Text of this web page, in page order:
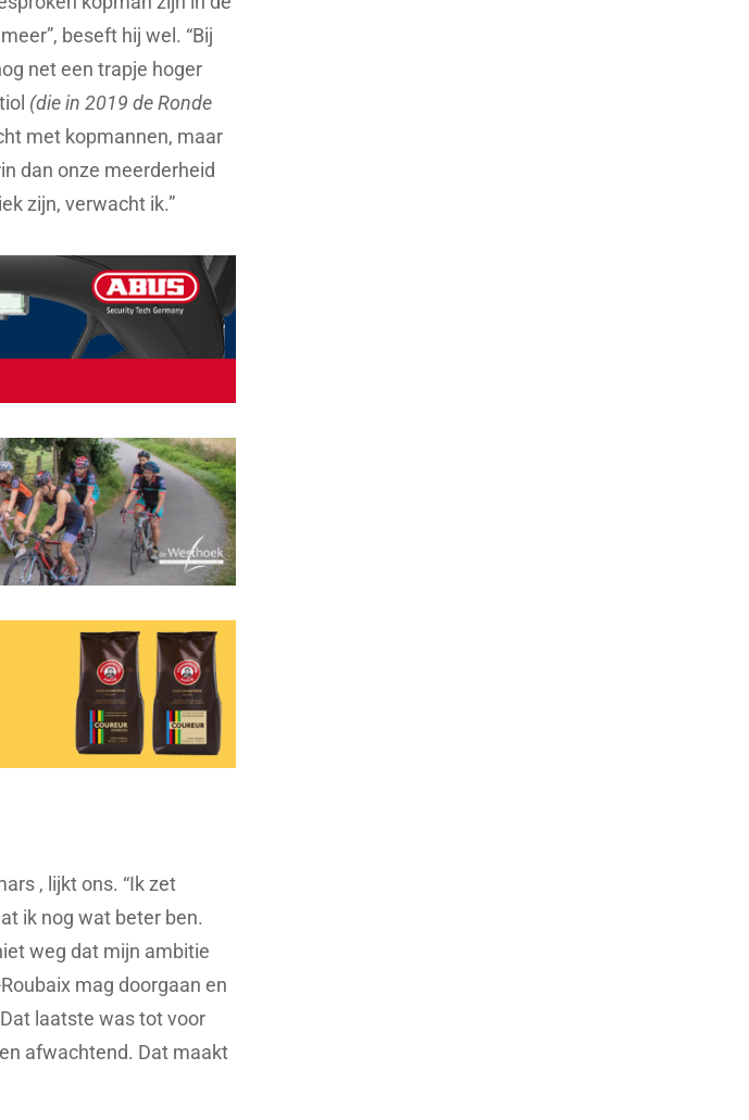
beseft hij wel. “Bij
net een trapje hoger
(die in 2019 de Ronde
met kopmannen, maar
dan onze meerderheid
zijn, verwacht ik.”
, lijkt ons. “Ik zet
ik nog wat beter ben.
weg dat mijn ambitie
mag doorgaan en
laatste was tot voor
afwachtend. Dat maakt